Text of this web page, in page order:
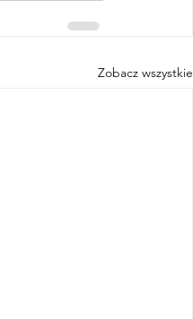
Zobacz wszystkie